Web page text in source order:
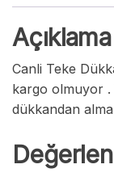
Açıklama
Canli Teke
kargo olmuyor
dükkandan